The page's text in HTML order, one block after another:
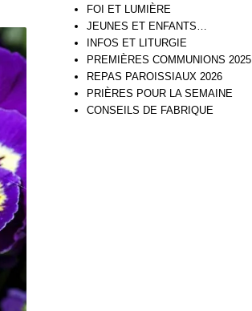
FOI ET LUMIÈRE
JEUNES ET ENFANTS…
INFOS ET LITURGIE
PREMIÈRES COMMUNIONS 2025
REPAS PAROISSIAUX 2026
PRIÈRES POUR LA SEMAINE
CONSEILS DE FABRIQUE